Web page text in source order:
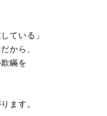
ている」
から、
瞞を
ます。